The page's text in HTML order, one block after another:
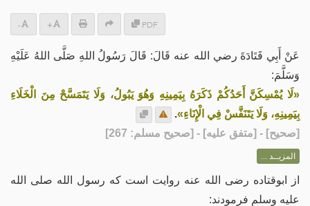
PDF
+
-
عَنْ أَبِي قَتَادَةَ رضي الله عنه قَالَ: قَالَ رَسُولُ اللهِ صَلَّى اللهُ عَلَيْهِ
وَسَلَّمَ:
«لَا يُمْسِكَنَّ أَحَدُكُمْ ذَكَرَهُ بِيَمِينِهِ وَهُوَ يَبُولُ، وَلَا يَتَمَسَّحْ مِنَ الْخَلَاءِ
بِيَمِينِهِ، وَلَا يَتَنَفَّسْ فِي الْإِنَاءِ».
[صحيح] - [متفق عليه] - [صحيح مسلم: 267]
المزيــد ...
از ابوقتاده رضی الله عنه روایت است که رسول الله صلی الله
علیه وسلم فرمودند: